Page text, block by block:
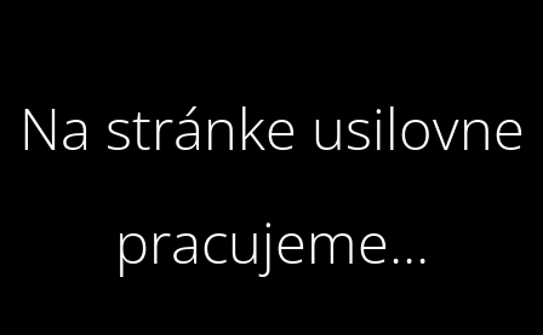
Na stránke usilovne
pracujeme...